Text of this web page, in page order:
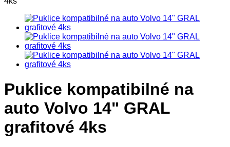
Puklice kompatibilné na
auto Volvo 14" GRAL
grafitové 4ks